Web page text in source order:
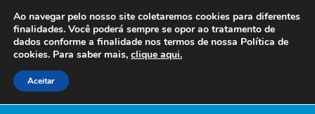
Ao navegar pelo nosso site coletaremos cookies para diferentes
finalidades. Você poderá sempre se opor ao tratamento de
dados conforme a finalidade nos termos de nossa Política de
cookies. Para saber mais, clique aqui.
Aceitar